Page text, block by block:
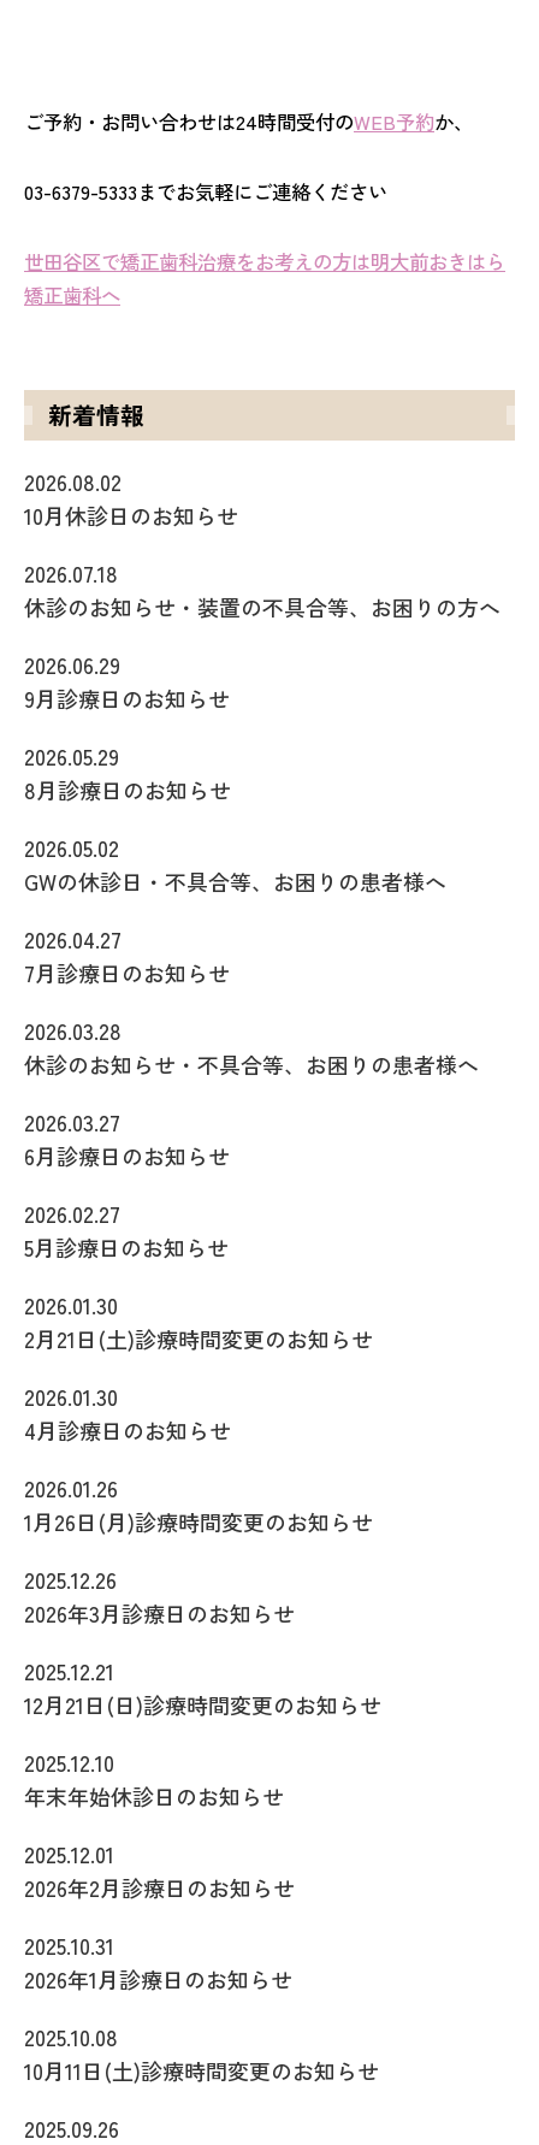
ご予約・お問い合わせは24時間受付のWEB予約か、
03-6379-5333までお気軽にご連絡ください
世田谷区で矯正歯科治療をお考えの方は明大前おきはら
矯正歯科へ
新着情報
2026.08.02
10月休診日のお知らせ
2026.07.18
休診のお知らせ・装置の不具合等、お困りの方へ
2026.06.29
9月診療日のお知らせ
2026.05.29
8月診療日のお知らせ
2026.05.02
GWの休診日・不具合等、お困りの患者様へ
2026.04.27
7月診療日のお知らせ
2026.03.28
休診のお知らせ・不具合等、お困りの患者様へ
2026.03.27
6月診療日のお知らせ
2026.02.27
5月診療日のお知らせ
2026.01.30
2月21日(土)診療時間変更のお知らせ
2026.01.30
4月診療日のお知らせ
2026.01.26
1月26日(月)診療時間変更のお知らせ
2025.12.26
2026年3月診療日のお知らせ
2025.12.21
12月21日(日)診療時間変更のお知らせ
2025.12.10
年末年始休診日のお知らせ
2025.12.01
2026年2月診療日のお知らせ
2025.10.31
2026年1月診療日のお知らせ
2025.10.08
10月11日(土)診療時間変更のお知らせ
2025.09.26